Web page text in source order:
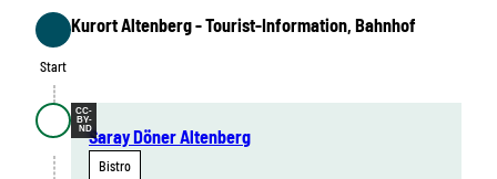
Start
Start
Kurort Altenberg - Tourist-Information, Bahnhof
CC-
BY-
NDSaray Döner Altenberg
Bistro